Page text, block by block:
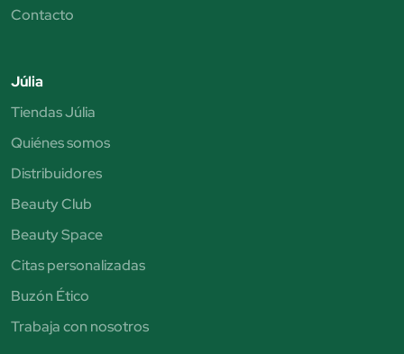
Contacto
Júlia
Tiendas Júlia
Quiénes somos
Distribuidores
Beauty Club
Beauty Space
Citas personalizadas
Buzón Ético
Trabaja con nosotros